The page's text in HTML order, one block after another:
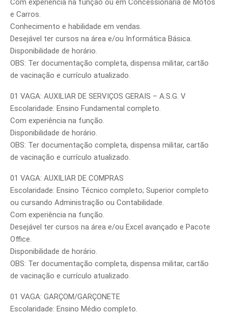
Com experiência na função ou em Concessionária de Motos
e Carros.
Conhecimento e habilidade em vendas.
Desejável ter cursos na área e/ou Informática Básica.
Disponibilidade de horário.
OBS: Ter documentação completa, dispensa militar, cartão
de vacinação e currículo atualizado.
01 VAGA: AUXILIAR DE SERVIÇOS GERAIS – A.S.G. V
Escolaridade: Ensino Fundamental completo.
Com experiência na função.
Disponibilidade de horário.
OBS: Ter documentação completa, dispensa militar, cartão
de vacinação e currículo atualizado.
01 VAGA: AUXILIAR DE COMPRAS
Escolaridade: Ensino Técnico completo; Superior completo
ou cursando Administração ou Contabilidade.
Com experiência na função.
Desejável ter cursos na área e/ou Excel avançado e Pacote
Office.
Disponibilidade de horário.
OBS: Ter documentação completa, dispensa militar, cartão
de vacinação e currículo atualizado.
01 VAGA: GARÇOM/GARÇONETE
Escolaridade: Ensino Médio completo.